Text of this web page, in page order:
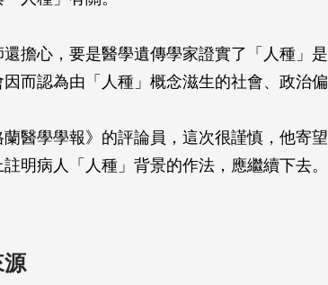
還擔心，要是醫學遺傳學家證實了「人種」
而認為由「人種」概念滋生的社會、政治偏
蘭醫學學報》的評論員，這次很謹慎，他寄
明病人「人種」背景的作法，應繼續下去。
源